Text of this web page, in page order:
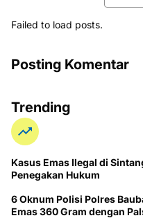
Failed to load posts.
Posting Komentar
Trending
Kasus Emas Ilegal di
Penegakan Hukum
6 Oknum Polisi Polres
Emas 360 Gram dengan